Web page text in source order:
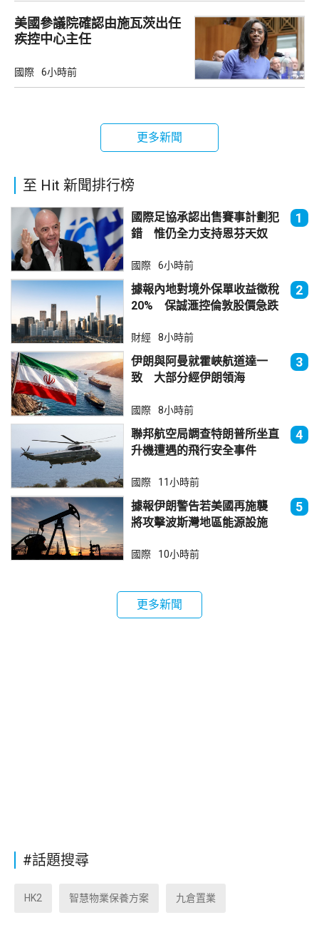
美國參議院確認由施瓦茨出任
疾控中心主任
國際 6小時前
更多新聞
至 Hit 新聞排行榜
國際足協承認出售賽事計劃犯
錯 惟仍全力支持恩芬天奴
1
國際 6小時前
據報內地對境外保單收益徵稅
20% 保誠滙控倫敦股價急跌
2
財經 8小時前
伊朗與阿曼就霍峽航道達一
致 大部分經伊朗領海
3
國際 8小時前
聯邦航空局調查特朗普所坐直
升機遭遇的飛行安全事件
4
國際 11小時前
據報伊朗警告若美國再施襲
將攻擊波斯灣地區能源設施
5
國際 10小時前
更多新聞
#話題搜尋
HK2 智慧物業保養方案 九倉置業